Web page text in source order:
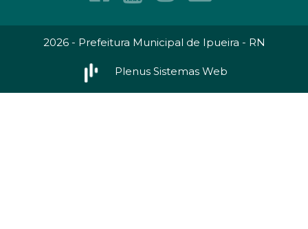
2026 - Prefeitura Municipal de Ipueira - RN
Plenus Sistemas Web